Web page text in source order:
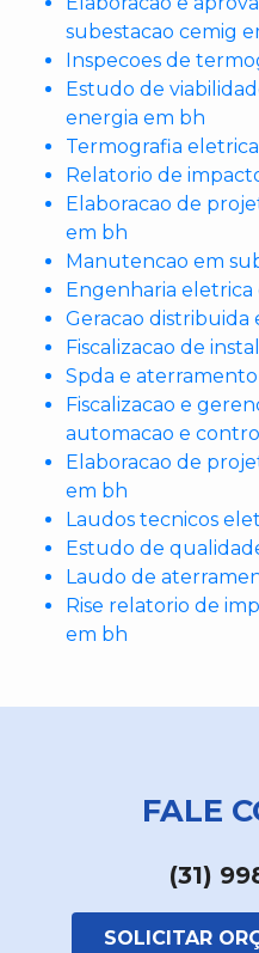
subestacao cemig
Inspecoes de
Estudo de
energia em bh
Termografia
Relatorio de
Elaboracao de
em bh
Manutencao em
Engenharia eletrica
Geracao distribuida
Fiscalizacao de
Spda e
Fiscalizacao e
automacao e
Elaboracao de
em bh
Laudos tecnicos
Estudo de
Laudo de
Rise relatorio de
em bh
FALE
(31)
SOLICITAR